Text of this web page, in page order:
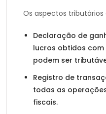
Os aspectos tributários
Declaração de
lucros obtidos com
podem ser
Registro de
todas as
fiscais.